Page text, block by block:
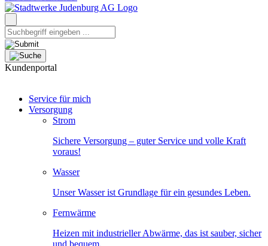
Kundenportal
Service für mich
Versorgung
Strom
Sichere Versorgung – guter Service und volle Kraft
voraus!
Wasser
Unser Wasser ist Grundlage für ein gesundes Leben.
Fernwärme
Heizen mit industrieller Abwärme, das ist sauber, sicher
und bequem.